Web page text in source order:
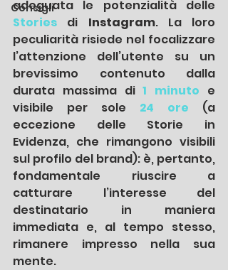
Consigli
Stories
di Instagram. La loro
peculiarità risiede nel focalizzare
l’attenzione dell’utente su un
brevissimo contenuto dalla
durata massima di 1 minuto e
visibile per sole 24 ore (a
eccezione delle Storie in
Evidenza, che rimangono visibili
sul profilo del brand): è, pertanto,
fondamentale riuscire a
catturare l’interesse del
destinatario in maniera
immediata e, al tempo stesso,
rimanere impresso nella sua
mente.